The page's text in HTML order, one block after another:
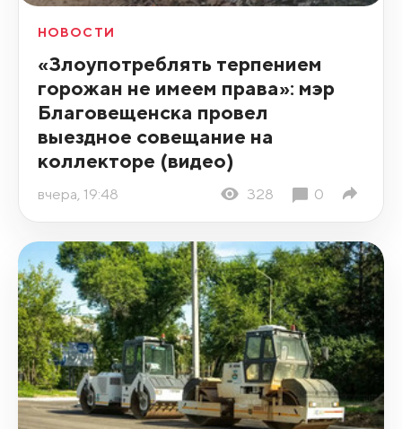
НОВОСТИ
«Злоупотреблять терпением
горожан не имеем права»: мэр
Благовещенска провел
выездное совещание на
коллекторе (видео)
вчера, 19:48 328 0